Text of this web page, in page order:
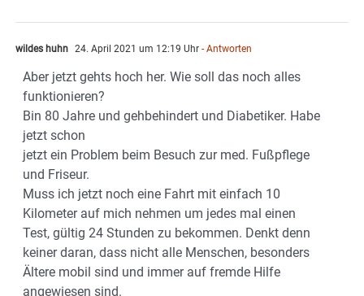
wildes huhn 24. April 2021 um 12:19 Uhr - Antworten
Aber jetzt gehts hoch her. Wie soll das noch alles
funktionieren?
Bin 80 Jahre und gehbehindert und Diabetiker. Habe
jetzt schon
jetzt ein Problem beim Besuch zur med. Fußpflege
und Friseur.
Muss ich jetzt noch eine Fahrt mit einfach 10
Kilometer auf mich nehmen um jedes mal einen
Test, gültig 24 Stunden zu bekommen. Denkt denn
keiner daran, dass nicht alle Menschen, besonders
Ältere mobil sind und immer auf fremde Hilfe
angewiesen sind.